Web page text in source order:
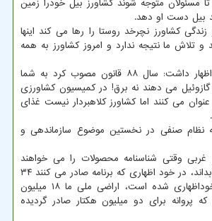
مسئولان متوجه شوند کشاورز بیل خودرا زمین
بیل دست او دهد.
کشاورز نچرخد روستا را رها می کند اینها
تلاش ما نتیجه ندارد و امروز کشاورز به همه
پیشه ور همین طور اظهار داشت: سال ۸۸ قانون مصوب کرد به شما
می دهند نه برق! در کمیسیون کشاورزی
می کنند اما کشاورز کلاهبردار نیست غذای
نظام صنفی در نخستین موضوع سازماندهی و
وقتی شناسنامه محصولات را می خواهند
ملت ما هم حق دارد بداند، در خود اظهاری که برنامه صادر می کنند ۳۴
میلیون هکتار زمین خوداظهاری شده است، اراضی ملی ما ۱۸ میلیون
پروانه برای دو میلیون هکتار صادر گردیده